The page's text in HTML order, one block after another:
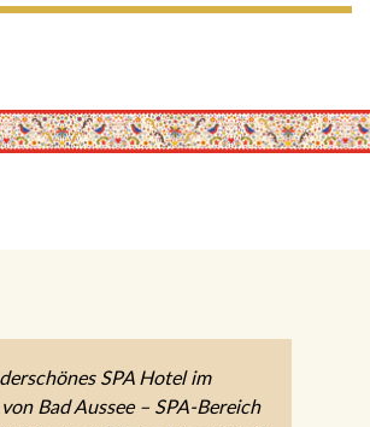
SPA Hotel im
Bad Aussee – SPA-Bereich